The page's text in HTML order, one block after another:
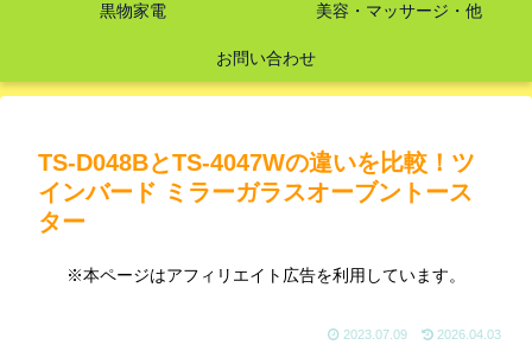
黒物家電 美容・マッサージ・他
お問い合わせ
TS-D048BとTS-4047Wの違いを比較！ツ
インバード ミラーガラスオーブントース
ター
※本ページはアフィリエイト広告を利用しています。
2023.07.09 2026.04.03